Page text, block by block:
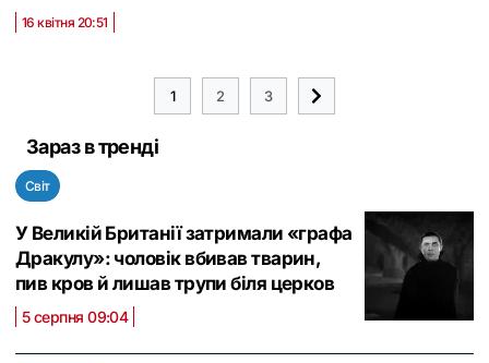
16 квітня 20:51
1 2 3
Зараз в тренді
Світ
У Великій Британії затримали «графа
Дракулу»: чоловік вбивав тварин,
пив кров й лишав трупи біля церков
5 серпня 09:04